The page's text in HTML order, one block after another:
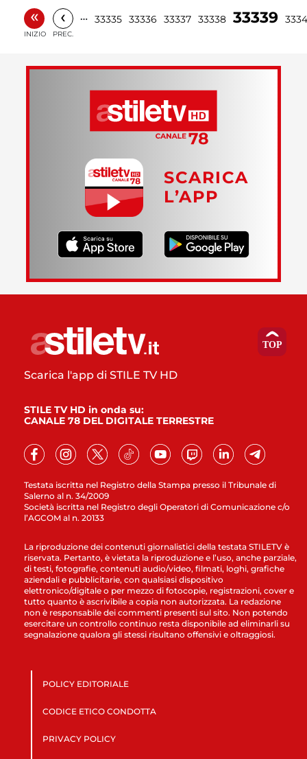
«
INIZIO
‹
PREC.
… 33335 33336 33337 33338 33339
SCARICA
L’APP
Testata iscritta nel Registro della Stampa presso il Tribunale di
Salerno al n. 34/2009
Società iscritta nel Registro degli Operatori di Comunicazione c/o
l’AGCOM al n. 20133
Scarica l'app di STILE TV HD
STILE TV HD in onda su:
CANALE 78 DEL DIGITALE TERRESTRE
La riproduzione dei contenuti giornalistici della testata STILETV è
riservata. Pertanto, è vietata la riproduzione e l’uso, anche parziale,
di testi, fotografie, contenuti audio/video, filmati, loghi, grafiche
aziendali e pubblicitarie, con qualsiasi dispositivo
elettronico/digitale o per mezzo di fotocopie, registrazioni, cover e
tutto quanto è ascrivibile a copia non autorizzata. La redazione
non è responsabile dei commenti presenti sul sito. Non potendo
esercitare un controllo continuo resta disponibile ad eliminarli su
segnalazione qualora gli stessi risultano offensivi e oltraggiosi.
POLICY EDITORIALE
CODICE ETICO CONDOTTA
PRIVACY POLICY